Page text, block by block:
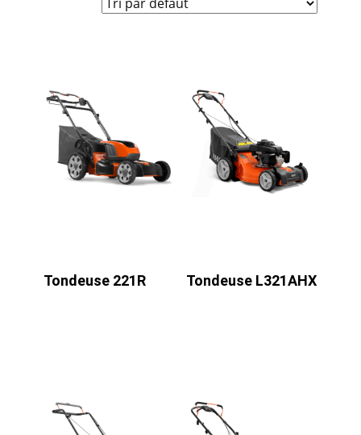
Tondeuse 221R Tondeuse L321AHX